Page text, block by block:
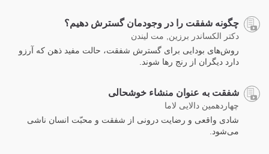
چگونه شفقت را در وجودمان گسترش دهیم؟
دکتر الکساندر برزین, مت لیندن
روش‌های بودایی برای گسترش شفقت، حالت مفید ذهن که آرزو
دارد دیگران از رنج رها شوند.
شفقت به عنوان منشاء خوشحالی
چهاردهمین دالایی لاما
شادی واقعی و رضایت درونی از شفقت و محبّت انسان ناشی
می‌شود.